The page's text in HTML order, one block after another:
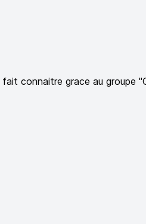
connaitre grace au groupe